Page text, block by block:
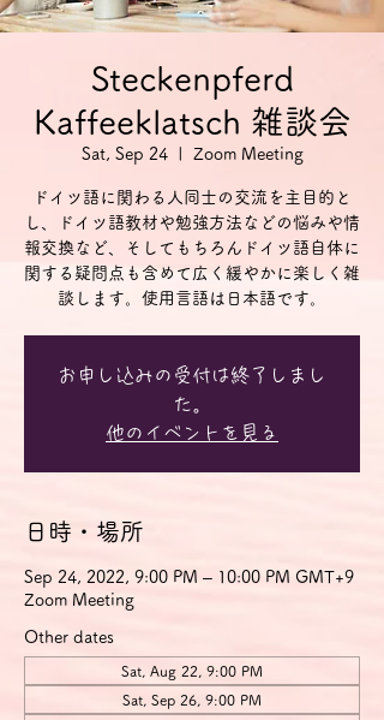
Steckenpferd
Kaffeeklatsch 雑談会
Sat, Sep 24
  |
Zoom Meeting
ドイツ語に関わる人同士の交流を主目的と
し、ドイツ語教材や勉強方法などの悩みや情
報交換など、そしてもちろんドイツ語自体に
関する疑問点も含めて広く緩やかに楽しく雑
談します。使用言語は日本語です。
お申し込みの受付は終了しまし
た。
他のイベントを見る
日時・場所
Sep 24, 2022, 9:00 PM – 10:00 PM GMT+9
Zoom Meeting
Other dates
Sat, Aug 22, 9:00 PM
Sat, Sep 26, 9:00 PM